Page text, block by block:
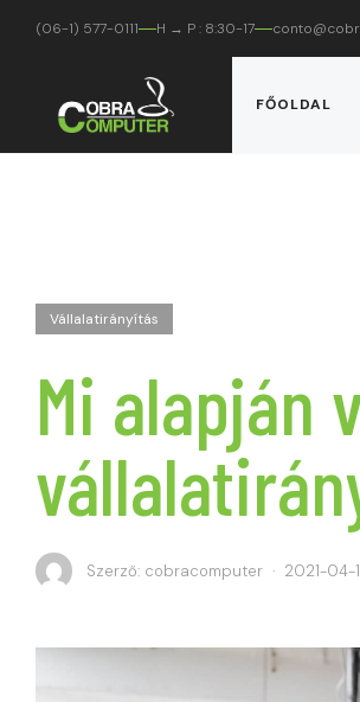
(06-1) 577-0111 H → P : 8:30-17
FŐOLDAL
Vállalatirányítás
Mi alapján
Szerző: cobracomputer · 2021-04-